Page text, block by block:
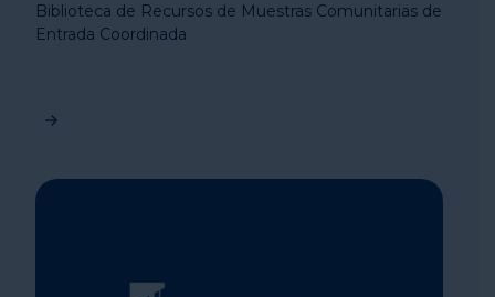
Biblioteca de Recursos de Muestras Comunitarias de
Entrada Coordinada